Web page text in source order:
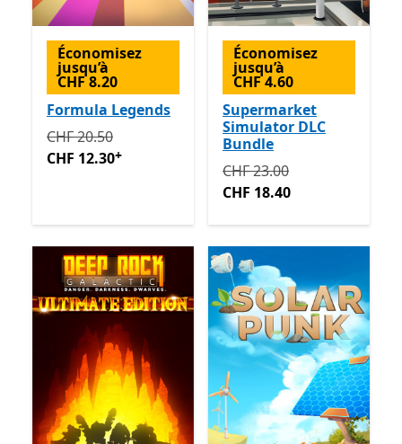
Économisez
jusqu’à
CHF 8.20
Formula Legends
Initialement CHF 20.50 maintenant CHF 12.30
CHF 20.50
CHF 12.30+
Économisez
jusqu’à
CHF 4.60
Supermarket
Simulator DLC
Bundle
Initialement CHF 23.00
CHF 23.00
CHF 18.40